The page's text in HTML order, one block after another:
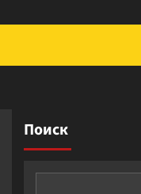
Поиск